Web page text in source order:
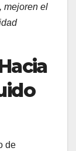
mejoren el
de